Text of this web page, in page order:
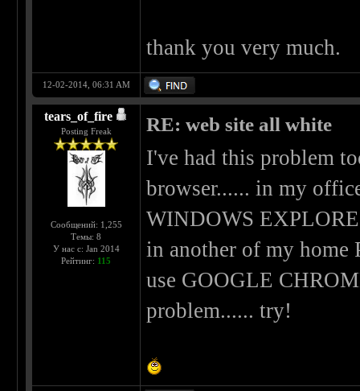
thank you very much.
12-02-2014, 06:31 AM
tears_of_fire
Posting Freak
Сообщений: 1,255
Темы: 8
У нас с: Jan 2014
Рейтинг: 115
RE: web site all white
I've had this problem
browser...... in my
WINDOWS
in another of my
use GOOGLE
problem...... try!